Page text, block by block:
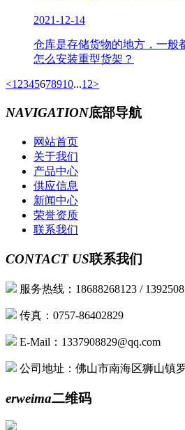
2021-12-14
仓库是存储货物的地方，一般
怎么安装重型货架？
<1 2345678910...12>
NAVIGATION底部导航
网站首页
关于我们
产品中心
供应信息
新闻中心
荣誉资质
联系我们
CONTACT US联系我们
服务热线：18688268123 /
传真：0757-86402829
E-Mail：1337908829@qq.com
公司地址：佛山市南海区狮山镇
erweima二维码